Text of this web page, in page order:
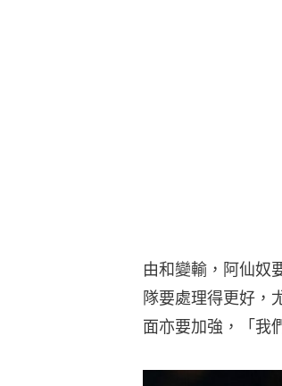
由和變輸，阿仙奴
隊要處理得更好，
面亦要加強，「我